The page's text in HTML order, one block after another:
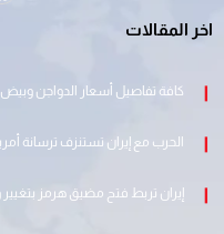
اخر المقالات
كافة تفاصيل أسعار الدواجن وبيض المائدة
الحرب مع إيران تستنزف ترسانة
إيران تربط فتح مضيق هرمز